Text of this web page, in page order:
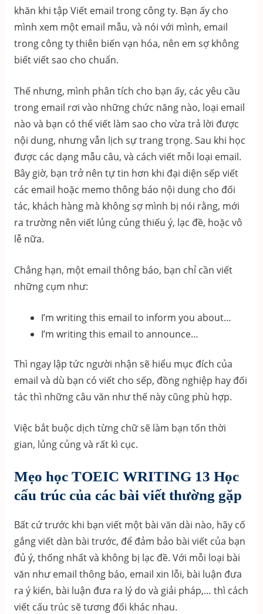
khăn khi tập Viết email trong công ty. Bạn ấy cho
mình xem một email mẫu, và nói với mình, email
trong công ty thiên biến vạn hóa, nên em sợ không
biết viết sao cho chuẩn.
Thế nhưng, mình phân tích cho bạn ấy, các yêu cầu
trong email rơi vào những chức năng nào, loại email
nào và bạn có thể viết làm sao cho vừa trả lời được
nội dung, nhưng vẫn lịch sự trang trọng. Sau khi học
được các dạng mẫu câu, và cách viết mỗi loại email.
Bây giờ, bạn trở nên tự tin hơn khi đại diện sếp viết
các email hoặc memo thông báo nội dung cho đối
tác, khách hàng mà không sợ mình bị nói rằng, mới
ra trường nên viết lủng củng thiếu ý, lạc đề, hoặc vô
lễ nữa.
Chẳng hạn, một email thông báo, bạn chỉ cần viết
những cụm như:
I’m writing this email to inform you about…
I’m writing this email to announce…
Thì ngay lập tức người nhận sẽ hiểu mục đích của
email và dù bạn có viết cho sếp, đồng nghiệp hay đối
tác thì những câu văn như thế này cũng phù hợp.
Việc bắt buộc dịch từng chữ sẽ làm bạn tốn thời
gian, lủng củng và rất kì cục.
Mẹo học TOEIC WRITING 13 Học
cấu trúc của các bài viết thường gặp
Bất cứ trước khi bạn viết một bài văn dài nào, hãy cố
gắng viết dàn bài trước, để đảm bảo bài viết của bạn
đủ ý, thống nhất và không bị lạc đề. Với mỗi loại bài
văn như email thông báo, email xin lỗi, bài luận đưa
ra ý kiến, bài luận đưa ra lý do và giải pháp,… thì cách
viết cấu trúc sẽ tương đối khác nhau.